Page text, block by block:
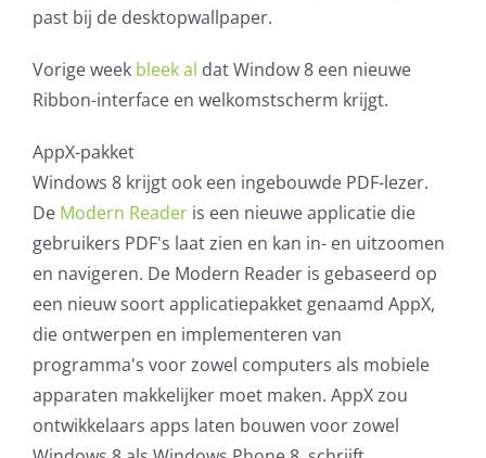
past bij de desktopwallpaper.
Vorige week bleek al dat Window 8 een nieuwe
Ribbon-interface en welkomstscherm krijgt.
AppX-pakket
Windows 8 krijgt ook een ingebouwde PDF-lezer.
De Modern Readeris een nieuwe applicatie die
gebruikers PDF's laat zien en kan in- en uitzoomen
en navigeren. De Modern Reader is gebaseerd op
een nieuw soort applicatiepakket genaamd AppX,
die ontwerpen en implementeren van
programma's voor zowel computers als mobiele
apparaten makkelijker moet maken. AppX zou
ontwikkelaars apps laten bouwen voor zowel